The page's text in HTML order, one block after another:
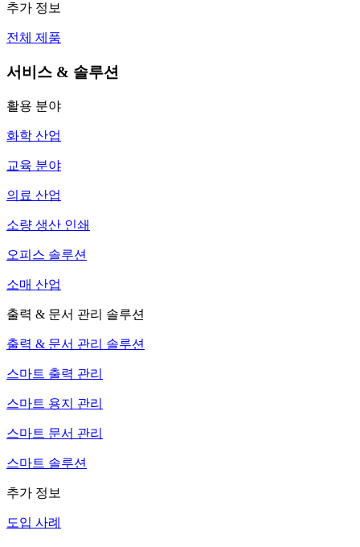
추가 정보
전체 제품
서비스 & 솔루션
활용 분야
화학 산업
교육 분야
의료 산업
소량 생산 인쇄
오피스 솔루션
소매 산업
출력 & 문서 관리 솔루션
출력 & 문서 관리 솔루션
스마트 출력 관리
스마트 용지 관리
스마트 문서 관리
스마트 솔루션
추가 정보
도입 사례